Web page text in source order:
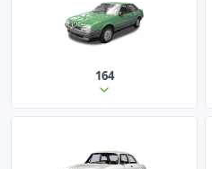
164